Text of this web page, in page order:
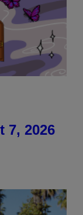
7, 2026